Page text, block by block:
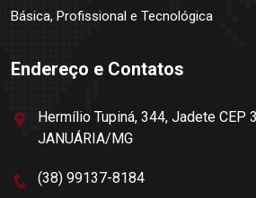
Básica, Profissional e Tecnológica
Endereço e Contatos
Hermílio Tupiná, 344, Jadete CEP
JANUÁRIA/MG
(38) 99137-8184